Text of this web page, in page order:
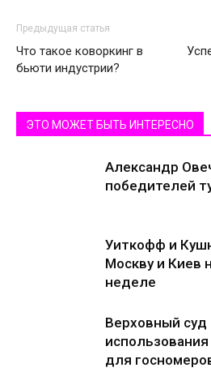
Предыдущая статья
Что такое коворкинг в
бьюти индустрии?
ЭТО МОЖЕТ БЫТЬ ИНТЕРЕСНО
Александр
победителей
Уиткофф и
Москву и Киев
неделе
Верховный суд
для